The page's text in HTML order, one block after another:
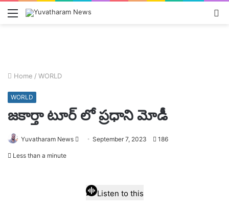
Menu
Home / WORLD
WORLD
జకార్తా టూర్ లో ప్రధాని మోడీ
Yuvatharam News
SendSeptember 7, 2023 186
Less than a minute
Listen to this